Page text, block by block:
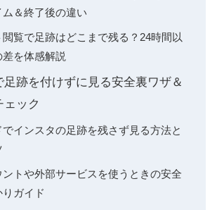
ム＆終了後の違い
覧で足跡はどこまで残る？24時間以
を体感解説
足跡を付けずに見る安全裏ワザ＆
ェック
インスタの足跡を残さず見る方法と
トや外部サービスを使うときの安全
ガイド